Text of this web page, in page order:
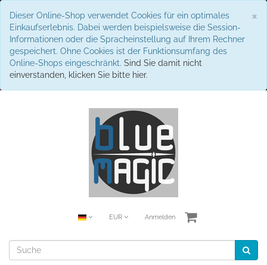
×
Dieser Online-Shop verwendet Cookies für ein optimales
Einkaufserlebnis. Dabei werden beispielsweise die Session-
Informationen oder die Spracheinstellung auf Ihrem Rechner
gespeichert. Ohne Cookies ist der Funktionsumfang des
Online-Shops eingeschränkt. Sind Sie damit nicht
einverstanden, klicken Sie bitte hier.
EUR Anmelden